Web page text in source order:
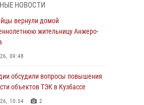
стартовал чемпионат Сибирского
округа Росгвардии по
стрельбе
10:53
конфликт в
учреждении
09:30
НОВОСТИ
вернули домой
жительницу Анжеро-
09:48
обсудили вопросы повышения
объектов ТЭК в Кузбассе
10:54 2